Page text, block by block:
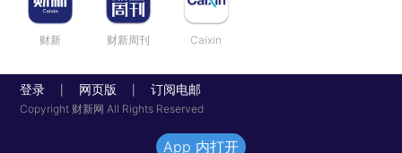
财新 财新周刊 Caixin
登录 网页版 订阅电邮
Copyright 财新网 All Rights Reserved
App 内打开